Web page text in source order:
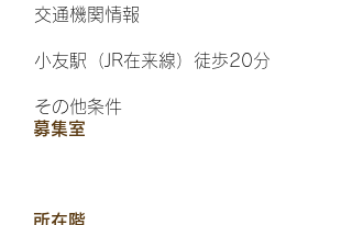
交通機関情報
小友駅（JR在来線）徒歩20分
その他条件
​募集室
​所在階